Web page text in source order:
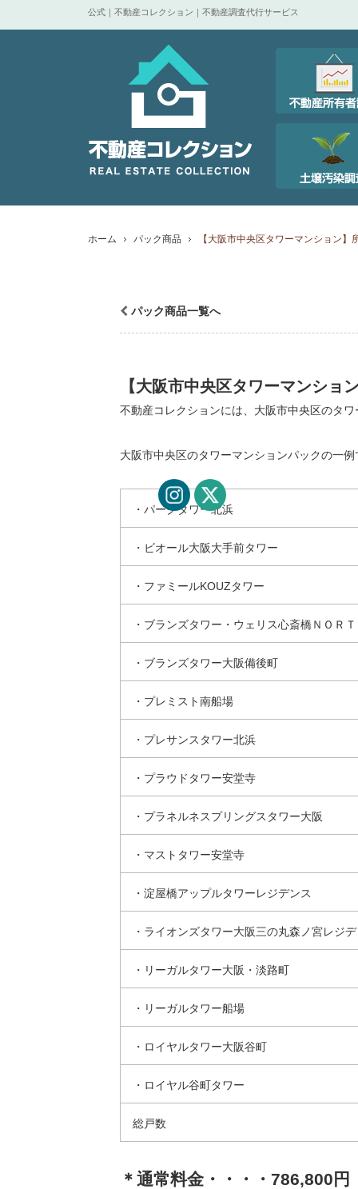
公式｜不動産コレクション｜不動産調査代行サービス
ホーム パック商品 【大阪市中央区タワーマンション
パック商品一覧へ
【大阪市中央区タワーマンシ
不動産コレクションには、大阪市中央区のタ
大阪市中央区のタワーマンションパックの一例
・パークタワー北浜
・ビオール大阪大手前タワー
・ファミールKOUZタワー
・ブランズタワー・ウェリス心斎橋ＮＯＲ
・ブランズタワー大阪備後町
・プレミスト南船場
・プレサンスタワー北浜
・プラウドタワー安堂寺
・プラネルネスプリングスタワー大阪
・マストタワー安堂寺
・淀屋橋アップルタワーレジデンス
・ライオンズタワー大阪三の丸森ノ宮レジ
・リーガルタワー大阪・淡路町
・リーガルタワー船場
・ロイヤルタワー大阪谷町
・ロイヤル谷町タワー
総戸数
＊通常料金・・・・786,800円